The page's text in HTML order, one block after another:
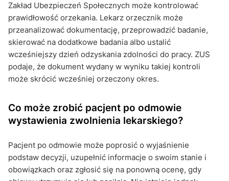
Zakład Ubezpieczeń Społecznych może kontrolować
prawidłowość orzekania. Lekarz orzecznik może
przeanalizować dokumentację, przeprowadzić badanie,
skierować na dodatkowe badania albo ustalić
wcześniejszy dzień odzyskania zdolności do pracy. ZUS
podaje, że dokument wydany w wyniku takiej kontroli
może skrócić wcześniej orzeczony okres.
Co może zrobić pacjent po odmowie
wystawienia zwolnienia lekarskiego?
Pacjent po odmowie może poprosić o wyjaśnienie
podstaw decyzji, uzupełnić informacje o swoim stanie i
obowiązkach oraz zgłosić się na ponowną ocenę, gdy